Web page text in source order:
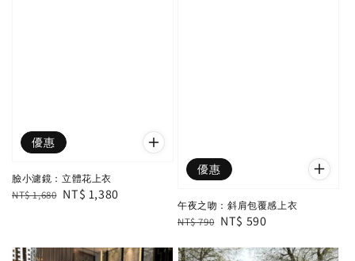
優惠
臉小濾鏡：立體花上衣
Regular
NT$ 1,680 Sale
NT$ 1,380
優惠
午夜之吻：斜肩包覆感上衣
Regular
NT$ 790 Sale
NT$ 590